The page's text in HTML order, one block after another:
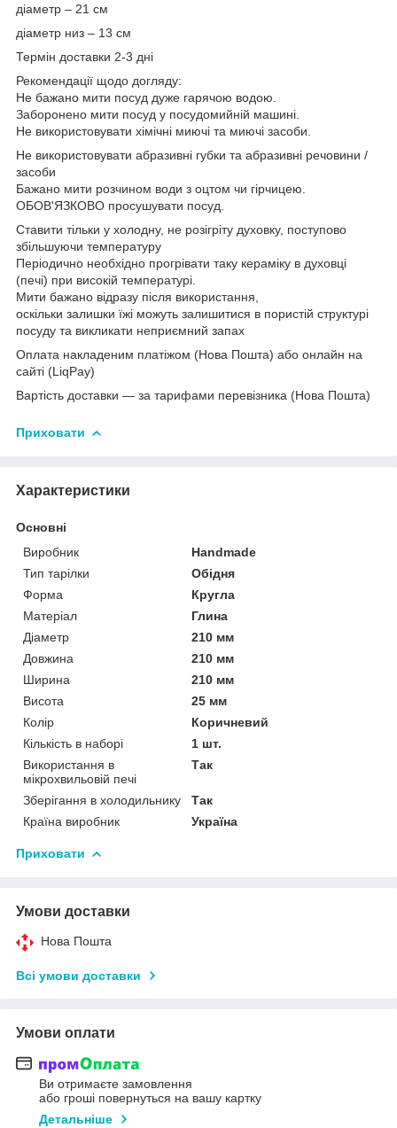
діаметр – 21 см
діаметр низ – 13 см
Термін доставки 2-3 дні
Рекомендації щодо догляду:
Не бажано мити посуд дуже гарячою водою.
Заборонено мити посуд у посудомийній машині.
Не використовувати хімічні миючі та миючі засоби.
Не використовувати абразивні губки та абразивні речовини /
засоби
Бажано мити розчином води з оцтом чи гірчицею.
ОБОВ'ЯЗКОВО просушувати посуд.
Ставити тільки у холодну, не розігріту духовку, поступово
збільшуючи температуру
Періодично необхідно прогрівати таку кераміку в духовці
(печі) при високій температурі.
Мити бажано відразу після використання,
оскільки залишки їжі можуть залишитися в пористій структурі
посуду та викликати неприємний запах
Оплата накладеним платіжом (Нова Пошта) або онлайн на
сайті (LiqPay)
Вартість доставки — за тарифами перевізника (Нова Пошта)
Приховати
Характеристики
Основні
Виробник
Handmade
Тип тарілки
Обідня
Форма
Кругла
Матеріал
Глина
Діаметр
210 мм
Довжина
210 мм
Ширина
210 мм
Висота
25 мм
Колір
Коричневий
Кількість в наборі
1 шт.
Використання в
мікрохвильовій печі
Так
Зберігання в холодильнику
Так
Країна виробник
Україна
Приховати
Умови доставки
Нова Пошта
Всі умови доставки
Умови оплати
Ви отримаєте замовлення
або гроші повернуться на вашу картку
Детальніше